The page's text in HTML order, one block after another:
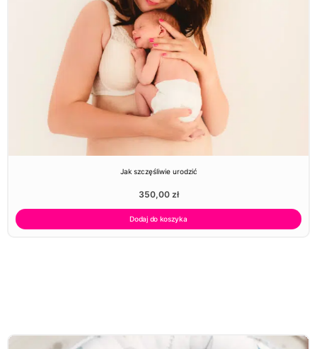
Jak szczęśliwie urodzić
350,00 zł
Dodaj do koszyka